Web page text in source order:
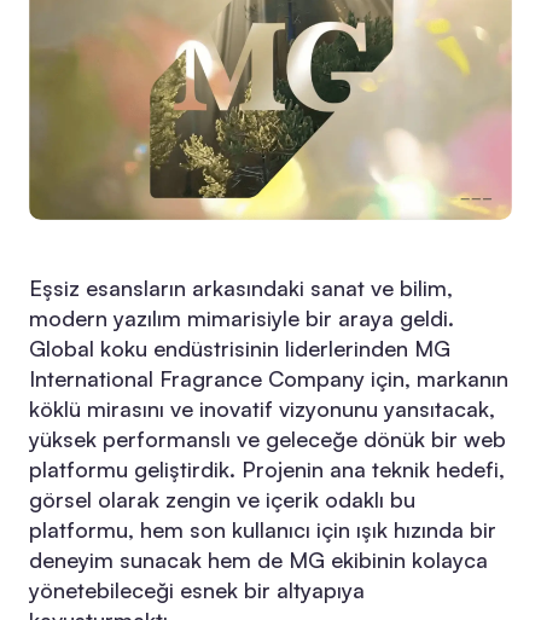
Eşsiz esansların arkasındaki sanat ve bilim,
modern yazılım mimarisiyle bir araya geldi.
Global koku endüstrisinin liderlerinden MG
International Fragrance Company için, markanın
köklü mirasını ve inovatif vizyonunu yansıtacak,
yüksek performanslı ve geleceğe dönük bir web
platformu geliştirdik. Projenin ana teknik hedefi,
görsel olarak zengin ve içerik odaklı bu
platformu, hem son kullanıcı için ışık hızında bir
deneyim sunacak hem de MG ekibinin kolayca
yönetebileceği esnek bir altyapıya